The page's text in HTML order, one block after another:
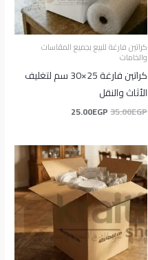
كراتين فارغة للبيع بجميع المقاسات
والخامات
كراتين فارغة 25×30 سم لتغليف
الأثاث والنقل
35.00EGP
25.00EGP